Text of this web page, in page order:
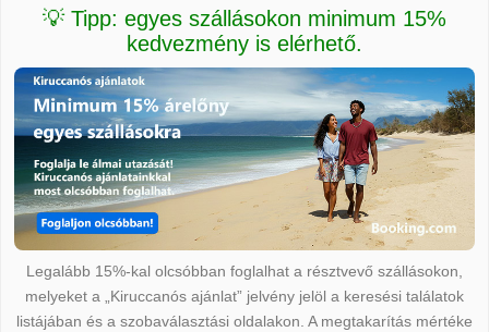
💡 Tipp: egyes szállásokon minimum 15%
kedvezmény is elérhető.
Legalább 15%-kal olcsóbban foglalhat a résztvevő szállásokon,
melyeket a „Kiruccanós ajánlat” jelvény jelöl a keresési találatok
listájában és a szobaválasztási oldalakon. A megtakarítás mértéke